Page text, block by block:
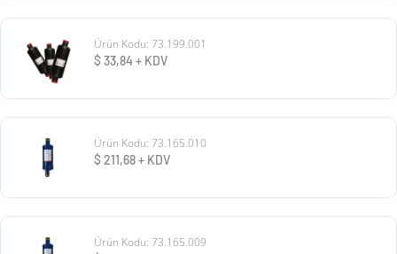
Ürün Kodu: 73.199.001
$ 33,84+ KDV
Ürün Kodu: 73.165.010
$ 211,68+ KDV
Ürün Kodu: 73.165.009